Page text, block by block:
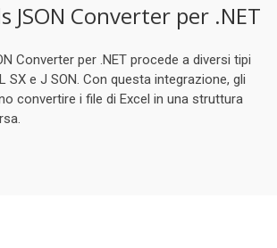
JSON Converter per .NET
Converter per .NET procede a diversi tipi
SX e J SON. Con questa integrazione, gli
convertire i file di Excel in una struttura